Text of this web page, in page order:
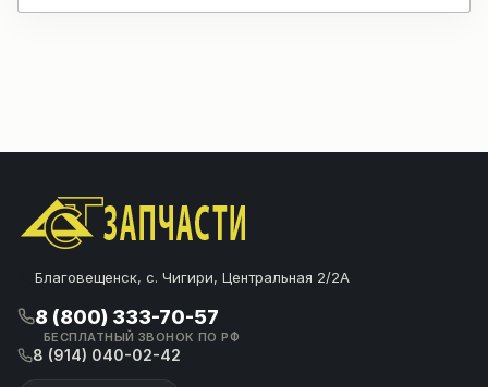
Благовещенск, с. Чигири, Центральная 2/2А
8 (800) 333-70-57
БЕСПЛАТНЫЙ ЗВОНОК ПО РФ
8 (914) 040-02-42